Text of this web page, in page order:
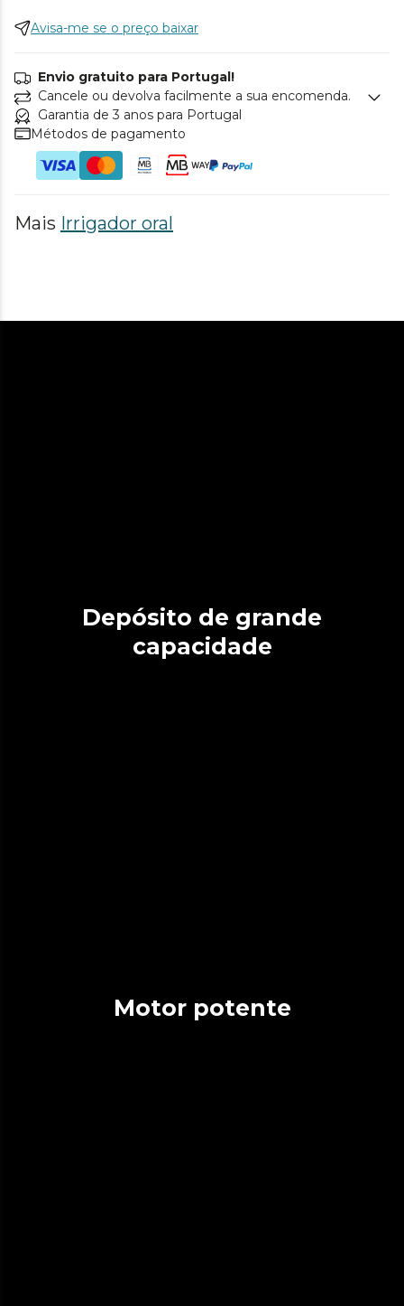
Avisa-me se o preço baixar
Envio gratuito para Portugal!
Cancele ou devolva facilmente a sua encomenda.
Garantia de 3 anos para Portugal
Métodos de pagamento
Mais Irrigador oral
Depósito de grande
capacidade
Motor potente